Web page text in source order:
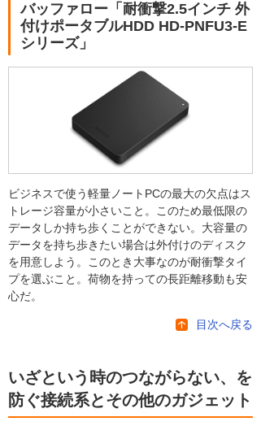
バッファロー「耐衝撃2.5インチ 外
付けポータブルHDD HD-PNFU3-E
シリーズ」
ビジネスで使う軽量ノートPCの最大の欠点はス
トレージ容量が小さいこと。このため最低限の
データしか持ち歩くことができない。大容量の
データを持ち歩きたい場合は外付けのディスク
を用意しよう。このとき大事なのが耐衝撃タイ
プを選ぶこと。荷物を持っての長距離移動も安
心だ。
目次へ戻る
いざという時のつながらない、を
防ぐ接続系とその他のガジェット